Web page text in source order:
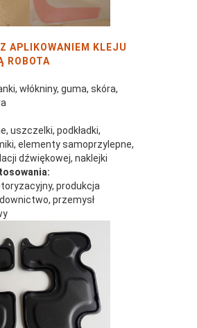
APLIKOWANIEM KLEJU
ROBOTA
włókniny, guma, skóra,
uszczelki, podkładki,
elementy samoprzylepne,
dźwiękowej, naklejki
produkcja
przemysł